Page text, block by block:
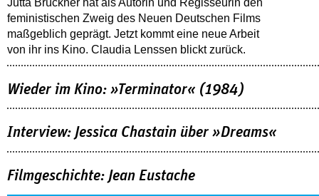
feministischen Zweig des Neuen Deutschen Films
maßgeblich geprägt. Jetzt kommt eine neue Arbeit
von ihr ins Kino. Claudia Lenssen blickt zurück.
Wieder im Kino: »Terminator« (1984)
Interview: Jessica Chastain über »Dreams«
Filmgeschichte: Jean Eustache